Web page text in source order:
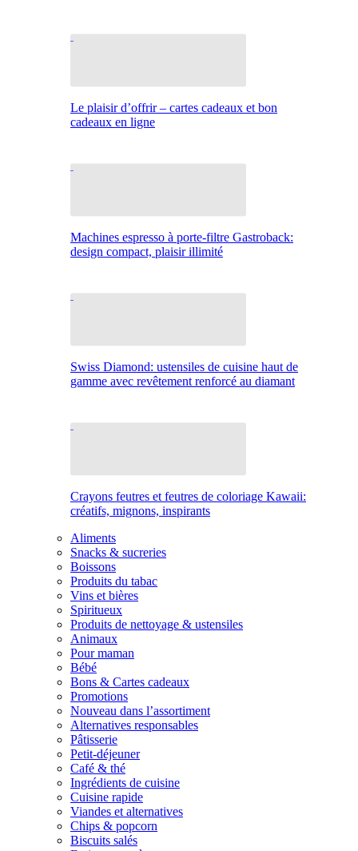
Le plaisir d’offrir – cartes cadeaux et bon
cadeaux en ligne
Machines espresso à porte-filtre Gastroback:
design compact, plaisir illimité
Swiss Diamond: ustensiles de cuisine haut de
gamme avec revêtement renforcé au diamant
Crayons feutres et feutres de coloriage Kawaii:
créatifs, mignons, inspirants
Aliments
Snacks & sucreries
Boissons
Produits du tabac
Vins et bières
Spiritueux
Produits de nettoyage & ustensiles
Animaux
Pour maman
Bébé
Bons & Cartes cadeaux
Promotions
Nouveau dans l’assortiment
Alternatives responsables
Pâtisserie
Petit-déjeuner
Café & thé
Ingrédients de cuisine
Cuisine rapide
Viandes et alternatives
Chips & popcorn
Biscuits salés